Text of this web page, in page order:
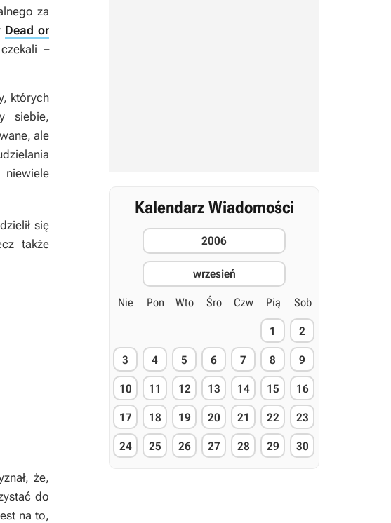
za
Dead or
–
których
siebie,
ale
się
także
że,
do
na to,
Kalendarz Wiadomości
2006
wrzesień
Nie Pon Wto Śro Czw Pią Sob
1 2
3 4 5 6 7 8 9
10 11 12 13 14 15 16
17 18 19 20 21 22 23
24 25 26 27 28 29 30